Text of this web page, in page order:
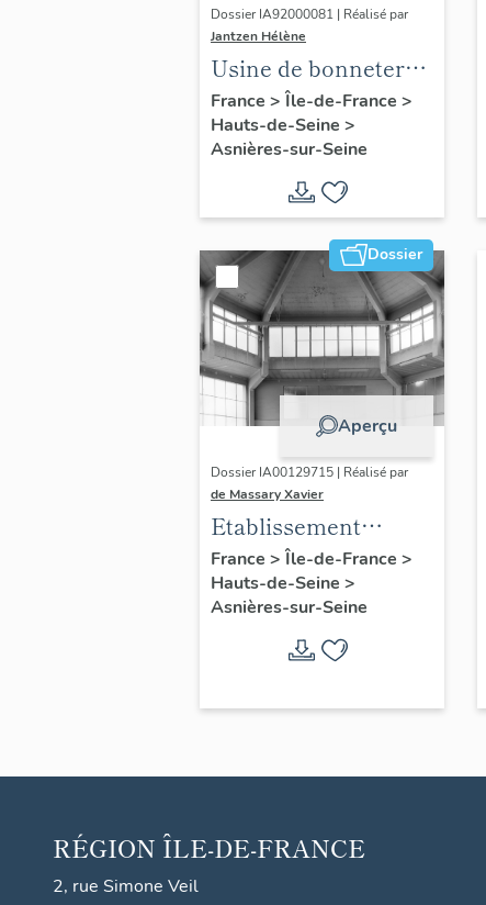
Dossier IA92000081 | Réalisé par
Jantzen Hélène
Usine de bonneterie
Chanel, puis usine
de cosmétiques
appelée Millot, puis
Révillon, puis
Grénoville, puis
L'Oréal Vichy, puis
logements
France > Île-de-France >
Hauts-de-Seine >
Asnières-sur-Seine
Dossier
Aperçu
Dossier IA00129715 | Réalisé par
de Massary Xavier
Etablissement
Administratif
Communal
France > Île-de-France >
Hauts-de-Seine >
Asnières-sur-Seine
RÉGION ÎLE-DE-FRANCE
2, rue Simone Veil